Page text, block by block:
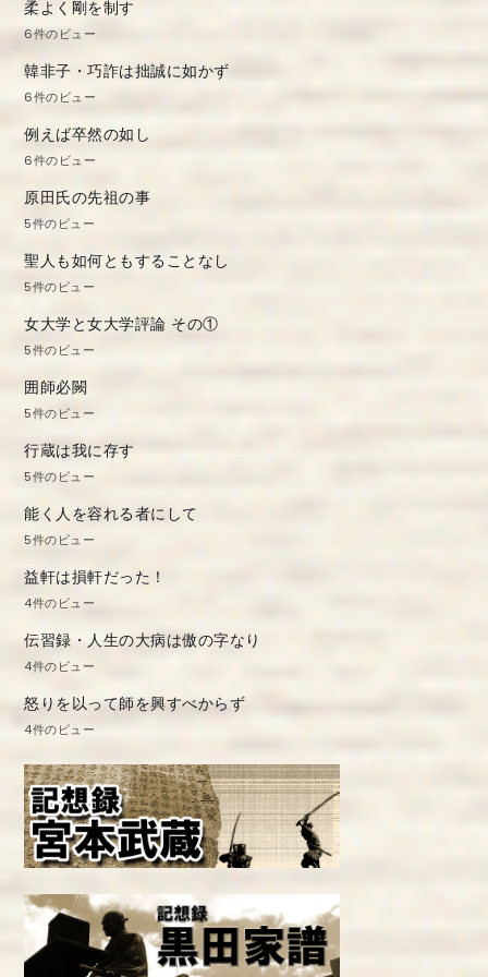
柔よく剛を制す
6件のビュー
韓非子・巧詐は拙誠に如かず
6件のビュー
例えば卒然の如し
6件のビュー
原田氏の先祖の事
5件のビュー
聖人も如何ともすることなし
5件のビュー
女大学と女大学評論 その①
5件のビュー
囲師必闕
5件のビュー
行蔵は我に存す
5件のビュー
能く人を容れる者にして
5件のビュー
益軒は損軒だった！
4件のビュー
伝習録・人生の大病は傲の字なり
4件のビュー
怒りを以って師を興すべからず
4件のビュー